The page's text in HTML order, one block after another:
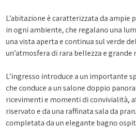
L’abitazione è caratterizzata da ampie
in ogni ambiente, che regalano una
una vista aperta e continua sul verde
un’atmosfera di rara bellezza e grande
L’ingresso introduce a un importante
che conduce a un salone doppio
ricevimenti e momenti di convivialità,
riservato e da una raffinata sala da
completata da un elegante bagno